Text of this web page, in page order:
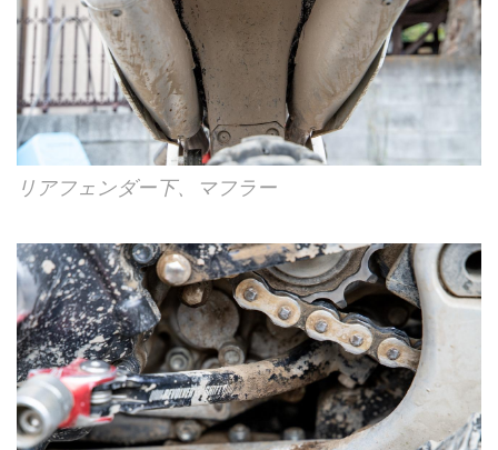
リアフェンダー下、マフラー